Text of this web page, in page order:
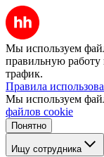
Мы используем
правильную работу
трафик.
Правила
Мы используем
файлов cookie
Понятно
Ищу сотрудника